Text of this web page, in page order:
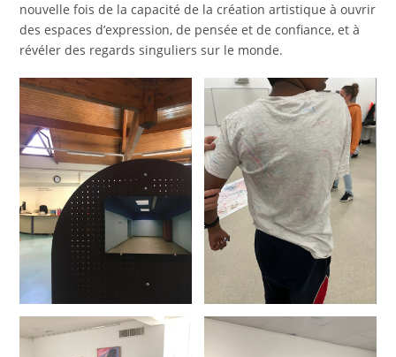
nouvelle fois de la capacité de la création artistique à ouvrir
des espaces d’expression, de pensée et de confiance, et à
révéler des regards singuliers sur le monde.